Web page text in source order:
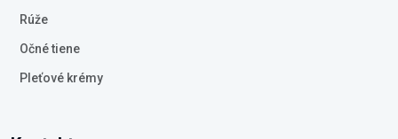
Rúže
Očné tiene
Pleťové krémy